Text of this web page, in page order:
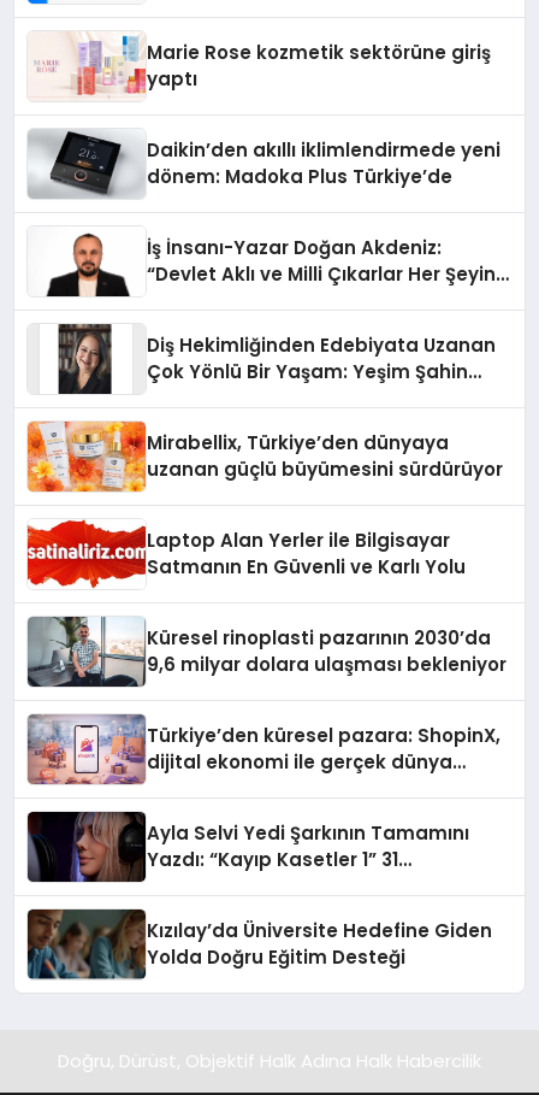
Marie Rose kozmetik sektörüne giriş
yaptı
Daikin’den akıllı iklimlendirmede yeni
dönem: Madoka Plus Türkiye’de
İş İnsanı-Yazar Doğan Akdeniz:
“Devlet Aklı ve Milli Çıkarlar Her Şeyin
Diş Hekimliğinden Edebiyata Uzanan
Çok Yönlü Bir Yaşam: Yeşim Şahin
Mirabellix, Türkiye’den dünyaya
uzanan güçlü büyümesini sürdürüyor
Laptop Alan Yerler ile Bilgisayar
Satmanın En Güvenli ve Karlı Yolu
Küresel rinoplasti pazarının 2030’da
9,6 milyar dolara ulaşması bekleniyor
Türkiye’den küresel pazara: ShopinX,
dijital ekonomi ile gerçek dünya
Ayla Selvi Yedi Şarkının Tamamını
Yazdı: “Kayıp Kasetler 1” 31
Kızılay’da Üniversite Hedefine Giden
Yolda Doğru Eğitim Desteği
Doğru, Dürüst, Objektif Halk Adına Halk Habercilik